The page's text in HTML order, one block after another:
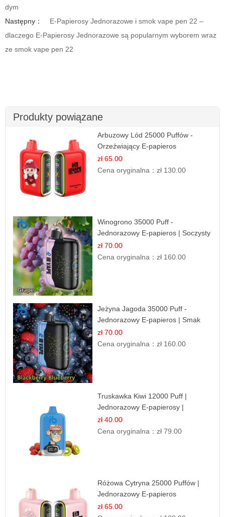
dym
Następny：
E-Papierosy Jednorazowe i smok vape pen 22 –
dlaczego E-Papierosy Jednorazowe są popularnym wyborem wraz
ze smok vape pen 22
Produkty powiązane
Arbuzowy Lód 25000 Puffów -
Orzeźwiający E-papieros
Jednorazowy
zł 65.00
Cena oryginalna：zł 130.00
Winogrono 35000 Puff -
Jednorazowy E-papieros | Soczysty
Smak Winogron
zł 70.00
Cena oryginalna：zł 160.00
Jeżyna Jagoda 35000 Puff -
Jednorazowy E-papieros | Smak
Leśnych Owoców
zł 70.00
Cena oryginalna：zł 160.00
Truskawka Kiwi 12000 Puff |
Jednorazowy E-papierosy |
Owocowa Mieszanka
zł 40.00
Cena oryginalna：zł 79.00
Różowa Cytryna 25000 Puffów |
Jednorazowy E-papieros
zł 65.00